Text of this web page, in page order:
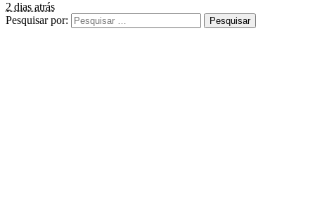
2 dias atrás
Pesquisar por: